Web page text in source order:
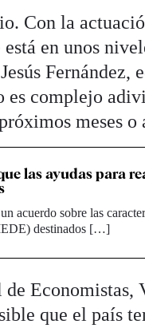
Con la
en unos
Fernández,
es complejo
meses o
las ayudas para
acuerdo sobre las
destinados […]
Economistas,
que el país